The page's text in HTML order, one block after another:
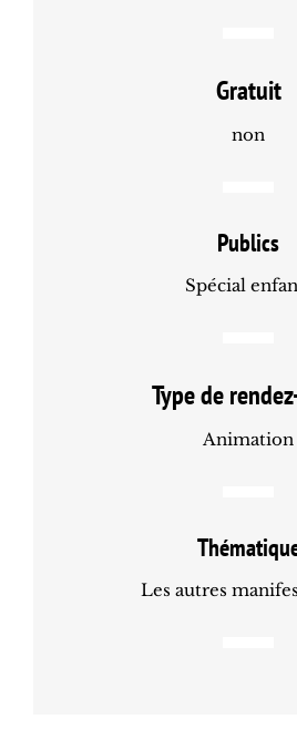
Gratuit
non
Publics
Spécial
Type de
Animation
Les autres